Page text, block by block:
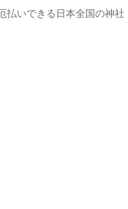
払いできる日本全国の神社